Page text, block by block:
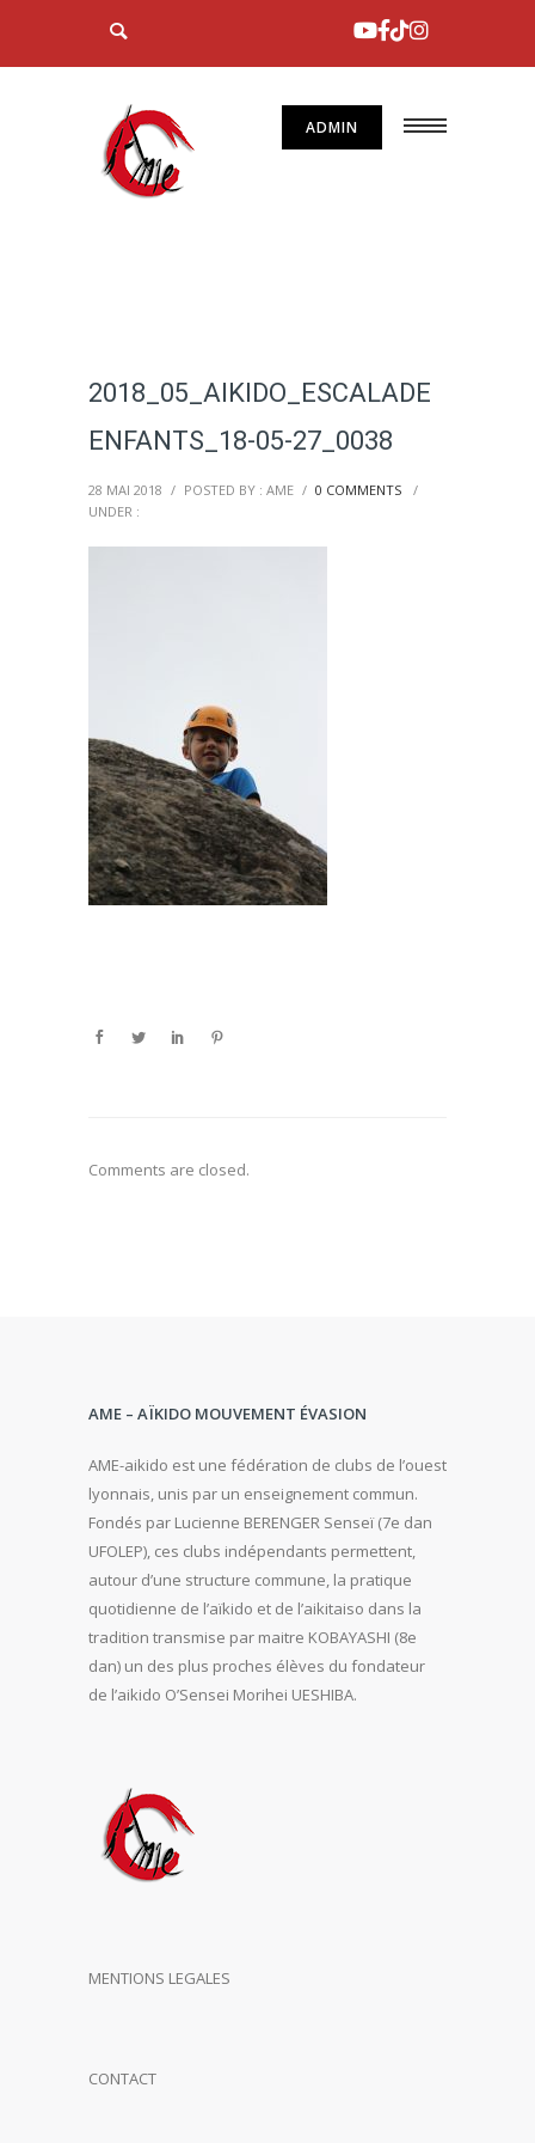
ADMIN
2018_05_AIKIDO_ESCALADE
ENFANTS_18-05-27_0038
28 MAI 2018 / POSTED BY : AME / 0 COMMENTS
/
UNDER :
Comments are closed.
AME – AÏKIDO MOUVEMENT ÉVASION
AME-aikido est une fédération de clubs de l’ouest
lyonnais, unis par un enseignement commun.
Fondés par Lucienne BERENGER Senseï (7e dan
UFOLEP), ces clubs indépendants permettent,
autour d’une structure commune, la pratique
quotidienne de l’aïkido et de l’aikitaiso dans la
tradition transmise par maitre KOBAYASHI (8e
dan) un des plus proches élèves du fondateur
de l’aikido O’Sensei Morihei UESHIBA.
MENTIONS LEGALES
CONTACT